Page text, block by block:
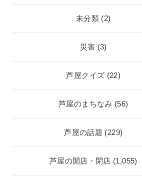
未分類 (2)
災害 (3)
芦屋クイズ (22)
芦屋のまちなみ (56)
芦屋の話題 (229)
芦屋の開店・閉店 (1,055)